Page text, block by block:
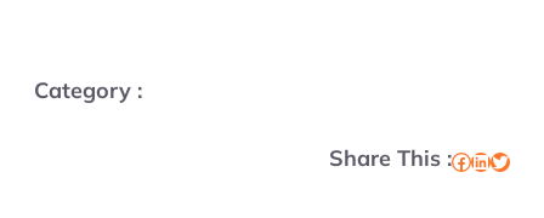
Category :
Share This :Facebook LinkedIn Twitter